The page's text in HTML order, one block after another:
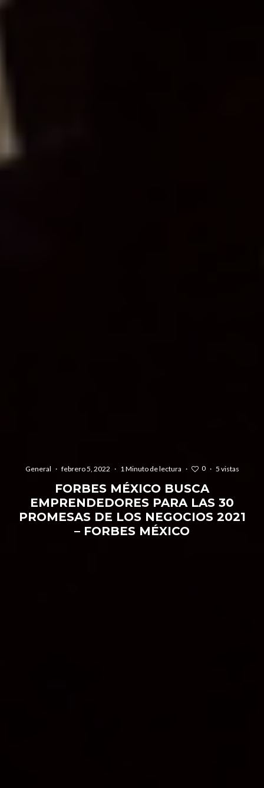
General · febrero 5, 2022 · 1 Minuto de lectura · 0 · 5 vistas
FORBES MÉXICO BUSCA
EMPRENDEDORES PARA LAS 30
PROMESAS DE LOS NEGOCIOS 2021
– FORBES MÉXICO